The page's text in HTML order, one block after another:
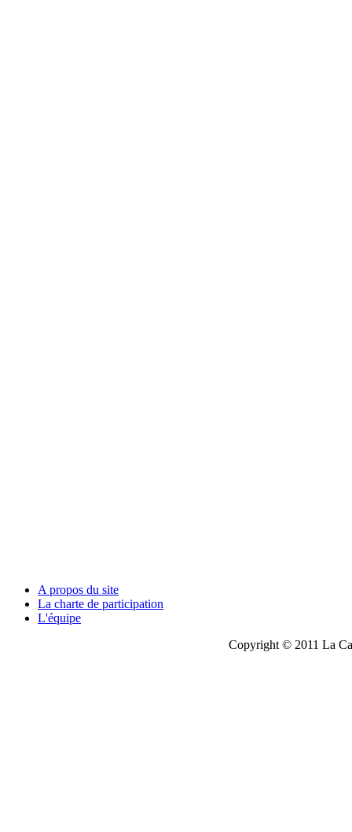
A propos du site
La charte de participation
L'équipe
Copyright © 2011 La